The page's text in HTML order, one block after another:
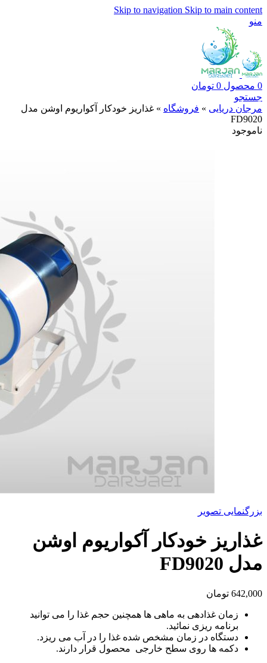
Skip to navigation Skip to main content
منو
0 محصول 0 تومان
جستجو
مرجان دریایی » فروشگاه » غذاریز خودکار آکواریوم اوشن مدل
FD9020
ناموجود
بزرگنمایی تصویر
غذاریز خودکار آکواریوم اوشن
مدل FD9020
642,000 تومان
زمان غذادهی به ماهی ها همچنین حجم غذا را می توانید
برنامه ریزی نمائید.
دستگاه در زمان مشخص شده غذا را در آب می ریزد.
دکمه ها روی سطح خارجی محصول قرار دارند.